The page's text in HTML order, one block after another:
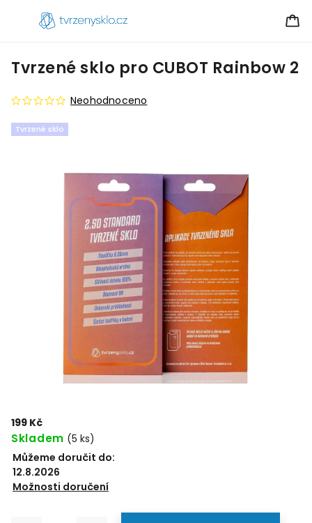
Tvrzené sklo pro CUBOT Rainbow 2
Tvrzené sklo
Neohodnoceno
199 Kč
Skladem (5 ks)
Můžeme doručit do:
12.8.2026
Možnosti doručení